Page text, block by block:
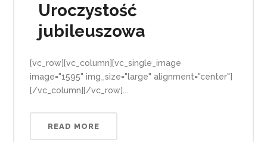
Uroczystość
jubileuszowa
[vc_row][vc_column][vc_single_image
image="1595" img_size="large" alignment="center"]
[/vc_column][/vc_row]...
READ MORE